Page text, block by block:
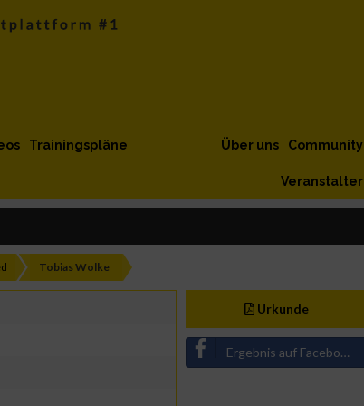
Trainingspläne Community
Über uns
Veranstalter
Tobias Wolke
Urkunde
Ergebnis auf Facebook teilen